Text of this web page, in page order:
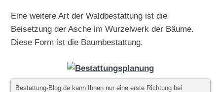
Eine weitere Art der Waldbestattung ist die
Beisetzung der Asche im Wurzelwerk der Bäume.
Diese Form ist die Baumbestattung.
Bestattung-Blog.de kann Ihnen nur eine erste Richtung bei